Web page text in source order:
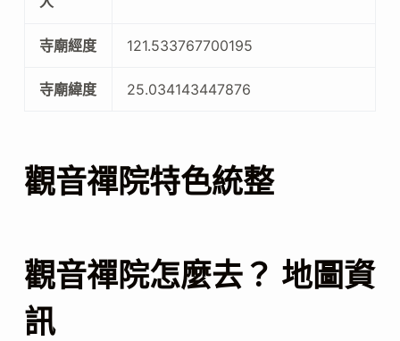
寺廟經度 121.533767700195
寺廟緯度 25.034143447876
觀音禪院特色統整
觀音禪院怎麼去？ 地圖資
訊